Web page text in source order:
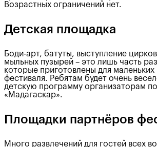
Возрастных ограничений нет.
Детская площадка
Боди-арт, батуты, выступление
мыльных пузырей – это лишь часть
которые приготовлены для маленьких
фестиваля. Ребятам будет очень
детскую программу организаторам
«Мадагаскар».
Площадки партнёров
Много развлечений для гостей всех